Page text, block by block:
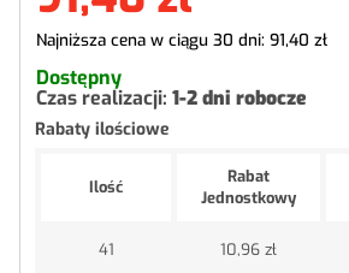
Najniższa cena w ciągu 30 dni: 91,40 zł
Dostępny
Czas realizacji: 1-2 dni robocze
Rabaty ilościowe
Ilość
Rabat
Jednostkowy
41 10,96 zł